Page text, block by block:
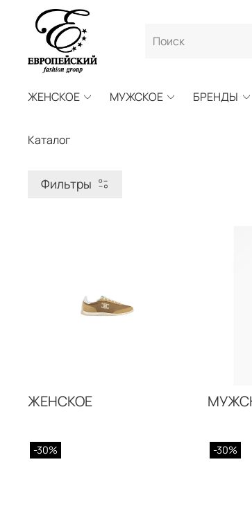
ЖЕНСКОЕ МУЖСКОЕ БРЕНДЫ
Каталог
Фильтры
ЖЕНСКОЕ
-30% -30%